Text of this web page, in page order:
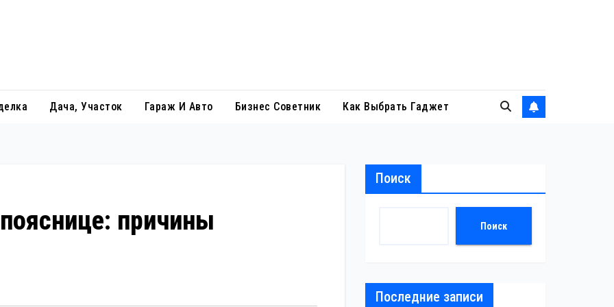
Дача, Участок Гараж И Авто Бизнес Советник Как Выбрать Гаджет
причины
Поиск
Поиск
Последние записи